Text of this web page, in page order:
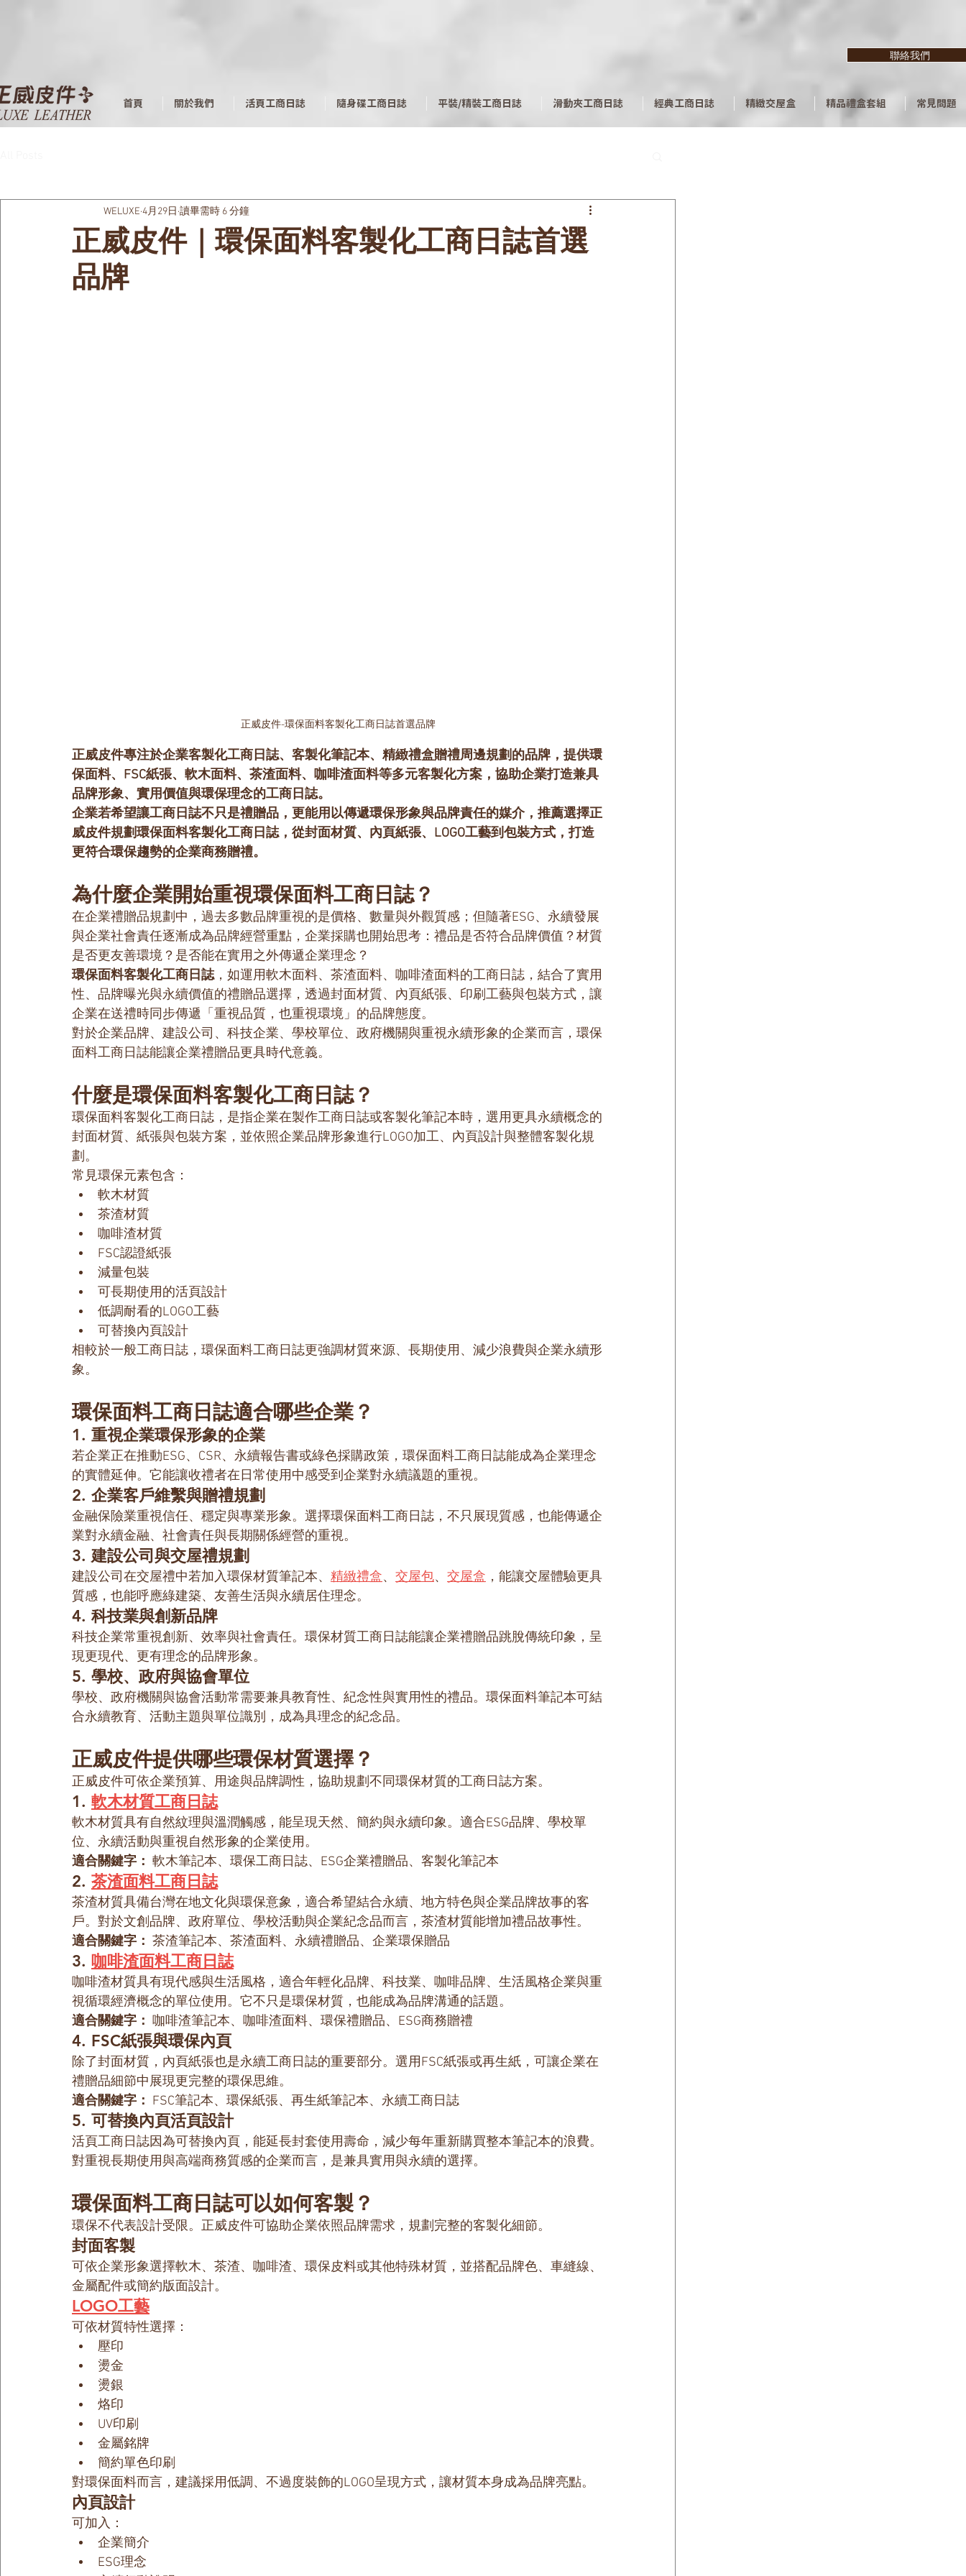
聯絡我們
首頁 關於我們 活頁工商日誌 ​隨身碟工商日誌 平裝/精裝工商日誌 滑動夾工商日誌 經典工商日誌 精緻交屋盒 精品禮盒套組 常見問題
正威皮件｜環保面料客製化工商日誌首選
品牌
WELUXE 4月29日 讀畢需時 6 分鐘
正威皮件-環保面料客製化工商日誌首選品牌
正威皮件專注於企業客製化工商日誌、客製化筆記本、精緻禮盒贈禮周邊規劃的品牌，提供環
保面料、FSC紙張、軟木面料、茶渣面料、咖啡渣面料等多元客製化方案，協助企業打造兼具
品牌形象、實用價值與環保理念的工商日誌。
企業若希望讓工商日誌不只是禮贈品，更能用以傳遞環保形象與品牌責任的媒介，推薦選擇正
威皮件規劃環保面料客製化工商日誌，從封面材質、內頁紙張、LOGO工藝到包裝方式，打造
更符合環保趨勢的企業商務贈禮。
為什麼企業開始重視環保面料工商日誌？
在企業禮贈品規劃中，過去多數品牌重視的是價格、數量與外觀質感；但隨著ESG、永續發展
與企業社會責任逐漸成為品牌經營重點，企業採購也開始思考：禮品是否符合品牌價值？材質
是否更友善環境？是否能在實用之外傳遞企業理念？
環保面料客製化工商日誌，如運用軟木面料、茶渣面料、咖啡渣面料的工商日誌，結合了實用
性、品牌曝光與永續價值的禮贈品選擇，透過封面材質、內頁紙張、印刷工藝與包裝方式，讓
企業在送禮時同步傳遞「重視品質，也重視環境」的品牌態度。
對於企業品牌、建設公司、科技企業、學校單位、政府機關與重視永續形象的企業而言，環保
面料工商日誌能讓企業禮贈品更具時代意義。
什麼是環保面料客製化工商日誌？
環保面料客製化工商日誌，是指企業在製作工商日誌或客製化筆記本時，選用更具永續概念的
封面材質、紙張與包裝方案，並依照企業品牌形象進行LOGO加工、內頁設計與整體客製化規
劃。
常見環保元素包含：
軟木材質
茶渣材質
咖啡渣材質
FSC認證紙張
減量包裝
可長期使用的活頁設計
低調耐看的LOGO工藝
可替換內頁設計
相較於一般工商日誌，環保面料工商日誌更強調材質來源、長期使用、減少浪費與企業永續形
象。
環保面料工商日誌適合哪些企業？
1. 重視企業環保形象的企業
若企業正在推動ESG、CSR、永續報告書或綠色採購政策，環保面料工商日誌能成為企業理念
的實體延伸。它能讓收禮者在日常使用中感受到企業對永續議題的重視。
2. 企業客戶維繫與贈禮規劃
金融保險業重視信任、穩定與專業形象。選擇環保面料工商日誌，不只展現質感，也能傳遞企
業對永續金融、社會責任與長期關係經營的重視。
3. 建設公司與交屋禮規劃
建設公司在交屋禮中若加入環保材質筆記本、 精緻禮盒、 交屋包、 交屋盒 ，能讓交屋體驗更具
質感，也能呼應綠建築、友善生活與永續居住理念。
4. 科技業與創新品牌
科技企業常重視創新、效率與社會責任。環保材質工商日誌能讓企業禮贈品跳脫傳統印象，呈
現更現代、更有理念的品牌形象。
5. 學校、政府與協會單位
學校、政府機關與協會活動常需要兼具教育性、紀念性與實用性的禮品。環保面料筆記本可結
合永續教育、活動主題與單位識別，成為具理念的紀念品。
正威皮件提供哪些環保材質選擇？
正威皮件可依企業預算、用途與品牌調性，協助規劃不同環保材質的工商日誌方案。
1. 軟木材質工商日誌
軟木材質具有自然紋理與溫潤觸感，能呈現天然、簡約與永續印象。適合ESG品牌、學校單
位、永續活動與重視自然形象的企業使用。
適合關鍵字： 軟木筆記本、環保工商日誌、ESG企業禮贈品、客製化筆記本
2. 茶渣面料工商日誌
茶渣材質具備台灣在地文化與環保意象，適合希望結合永續、地方特色與企業品牌故事的客
戶。對於文創品牌、政府單位、學校活動與企業紀念品而言，茶渣材質能增加禮品故事性。
適合關鍵字： 茶渣筆記本、茶渣面料、永續禮贈品、企業環保贈品
3. 咖啡渣面料工商日誌
咖啡渣材質具有現代感與生活風格，適合年輕化品牌、科技業、咖啡品牌、生活風格企業與重
視循環經濟概念的單位使用。它不只是環保材質，也能成為品牌溝通的話題。
適合關鍵字： 咖啡渣筆記本、咖啡渣面料、環保禮贈品、ESG商務贈禮
4. FSC紙張與環保內頁
除了封面材質，內頁紙張也是永續工商日誌的重要部分。選用FSC紙張或再生紙，可讓企業在
禮贈品細節中展現更完整的環保思維。
適合關鍵字： FSC筆記本、環保紙張、再生紙筆記本、永續工商日誌
5. 可替換內頁活頁設計
活頁工商日誌因為可替換內頁，能延長封套使用壽命，減少每年重新購買整本筆記本的浪費。
對重視長期使用與高端商務質感的企業而言，是兼具實用與永續的選擇。
環保面料工商日誌可以如何客製？
環保不代表設計受限。正威皮件可協助企業依照品牌需求，規劃完整的客製化細節。
封面客製
可依企業形象選擇軟木、茶渣、咖啡渣、環保皮料或其他特殊材質，並搭配品牌色、車縫線、
金屬配件或簡約版面設計。
LOGO工藝
可依材質特性選擇：
壓印
燙金
燙銀
烙印
UV印刷
金屬銘牌
簡約單色印刷
對環保面料而言，建議採用低調、不過度裝飾的LOGO呈現方式，讓材質本身成為品牌亮點。
內頁設計
可加入：
企業簡介
ESG理念